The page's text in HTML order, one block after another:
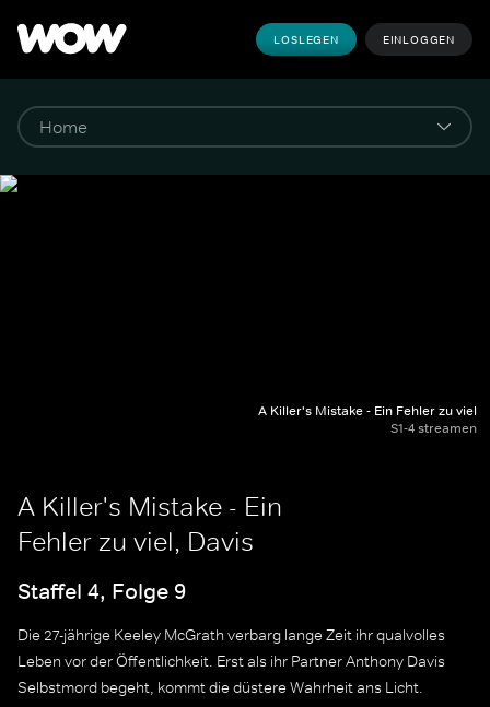
LOSLEGEN EINLOGGEN
A Killer's Mistake - Ein Fehler zu viel
S1-4 streamen
A Killer's Mistake - Ein
Fehler zu viel, Davis
Staffel 4, Folge 9
Die 27-jährige Keeley McGrath verbarg lange Zeit ihr qualvolles
Leben vor der Öffentlichkeit. Erst als ihr Partner Anthony Davis
Selbstmord begeht, kommt die düstere Wahrheit ans Licht.